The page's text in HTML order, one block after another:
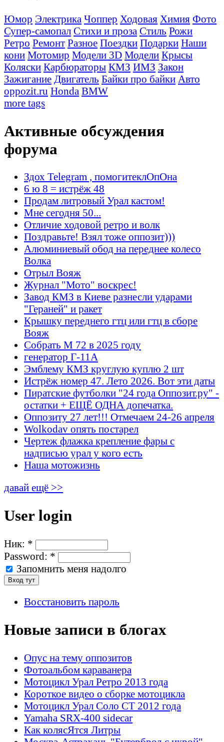
Юмор Электрика Чоппер Ходовая Химия Фото
Супер-самопал Стихи и проза Стиль Рожи
Ретро Ремонт Разное Поездки Подарки Наши
кони Мотомир Модели 3D Модели Крысы
Коляски Карбюраторы КМЗ ИМЗ Закон
Зажигание Двигатель Байки про байки Авто
oppozit.ru Honda BMW
more tags
Активные обсуждения
форума
Здох Telegram , помогитеклОпОна
6 ю 8 = истрёж 48
Продам литровый Урал кастом!
Мне сегодня 50...
Отличие ходовой ретро и волк
Поздравьте! Взял тоже оппозит)))
Алюминиевый обод на переднее колесо
Волка
Отрыл Вояж
Журнал "Мото" воскрес!
Завод КМЗ в Киеве разнесли ударами
"Гераней" и ракет
Крышку переднего гтц или гтц в сборе
Вояж
Собрать М 72 в 2025 году
генератор Г-11А
Эмблему КМЗ круглую куплю 2 шт
Истрёж номер 47. Лето 2026. Вот эти даты
Пиратские футболки "24 года Оппозит.ру" -
остатки + ЕЩЁ ОДНА допечатка.
Оппозиту 27 лет!!! Отмечаем 24-26 апреля
Wolkodav опять постарел
Чертеж флажка крепление фары с
надписью урал у кого есть
Наша мотожизнь
давай ещё >>
User login
Ник: *
Password: *
Запомнить меня надолго
Восстановить пароль
Новые записи в блогах
Опус на тему оппозитов
Фотоальбом караванера
Мотоцикл Урал Ретро 2013 года
Короткое видео о сборке мотоцикла
Мотоцикл Урал Соло СТ 2012 года
Yamaha SRX-400 sidecar
Как колясЯтся Литры